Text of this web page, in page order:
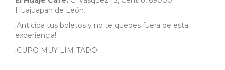
Huajuapan de León.
¡Anticipa tus boletos y no te quedes fuera de esta
experiencia!
¡CUPO MUY LIMITADO!
.